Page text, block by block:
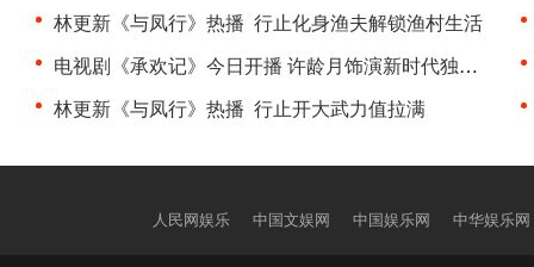
林更新《与凤行》热播 行止化身渔夫解锁渔村生活
电视剧《承欢记》今日开播 许龄月饰演新时代独立女性···
林更新《与凤行》热播 行止开大武力值拉满
人民网娱乐 中国文娱网 中国娱乐网 中华娱乐网